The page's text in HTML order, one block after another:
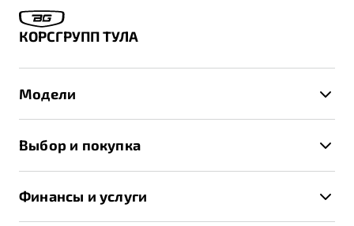
КОРСГРУПП ТУЛА
Модели
X70
Выбор и покупка
Спецпредложения и Акции
Финансы и услуги